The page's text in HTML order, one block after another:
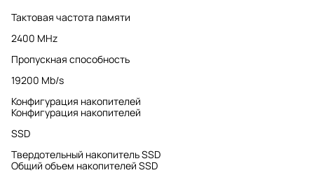
Тактовая частота памяти
2400 MHz
Пропускная способность
19200 Mb/s
Конфигурация накопителей
Конфигурация накопителей
SSD
Твердотельный накопитель SSD
Общий объем накопителей SSD